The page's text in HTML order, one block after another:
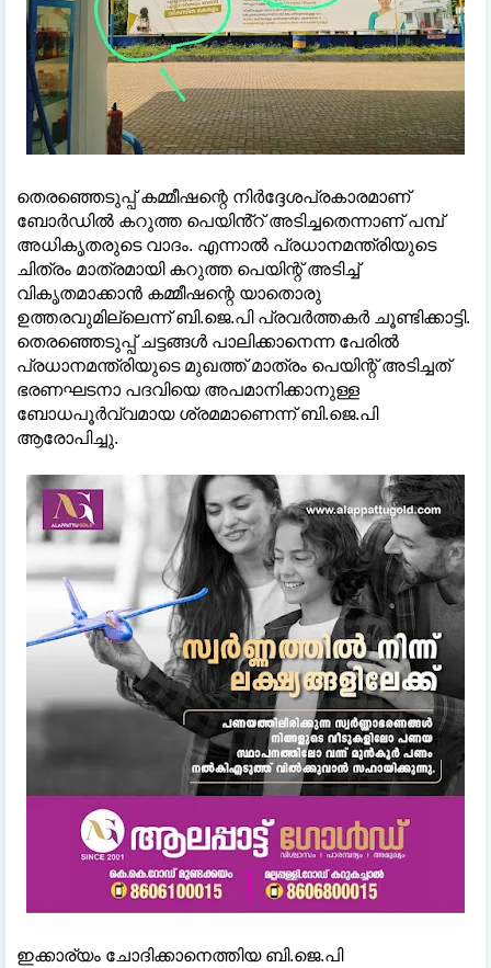
തെരഞ്ഞെടുപ്പ് കമ്മീഷന്റെ നിർദ്ദേശപ്രകാരമാണ്
ബോർഡിൽ കറുത്ത പെയിൻ്റ് അടിച്ചതെന്നാണ് പമ്പ്
അധികൃതരുടെ വാദം. എന്നാൽ പ്രധാനമന്ത്രിയുടെ
ചിത്രം മാത്രമായി കറുത്ത പെയിന്റ് അടിച്ച്
വികൃതമാക്കാൻ കമ്മീഷന്റെ യാതൊരു
ഉത്തരവുമില്ലെന്ന് ബി.ജെ.പി പ്രവർത്തകർ ചൂണ്ടിക്കാട്ടി.
തെരഞ്ഞെടുപ്പ് ചട്ടങ്ങൾ പാലിക്കാനെന്ന പേരിൽ
പ്രധാനമന്ത്രിയുടെ മുഖത്ത് മാത്രം പെയിന്റ് അടിച്ചത്
ഭരണഘടനാ പദവിയെ അപമാനിക്കാനുള്ള
ബോധപൂർവ്വമായ ശ്രമമാണെന്ന് ബി.ജെ.പി
ആരോപിച്ചു.
ഇക്കാര്യം ചോദിക്കാനെത്തിയ ബി.ജെ.പി